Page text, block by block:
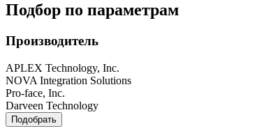
Подбор по параметрам
Производитель
APLEX Technology, Inc.
NOVA Integration Solutions
Pro-face, Inc.
Darveen Technology